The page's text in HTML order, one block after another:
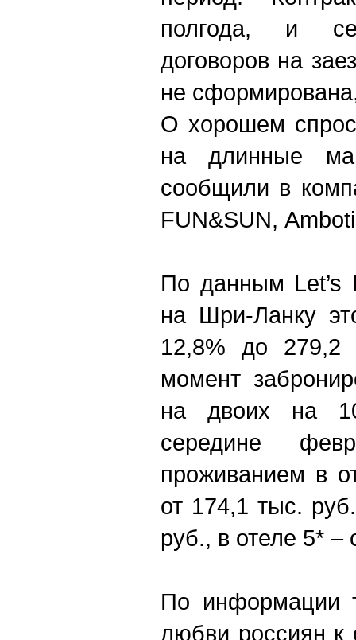
полгода, и
договоров на
не
О хорошем
на длинные
сообщили в
FUN&SUN,
По данным Let’s
на Шри-Ланку
12,8% до
момент
на двоих на
середине
проживанием в
от 174,1 тыс.
руб., в отеле 5*
По информации
любви россиян к